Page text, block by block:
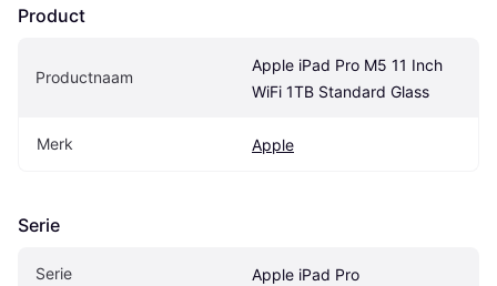
Product
Productnaam
Apple iPad Pro M5 11 Inch
WiFi 1TB Standard Glass
Merk Apple
Serie
Serie Apple iPad Pro